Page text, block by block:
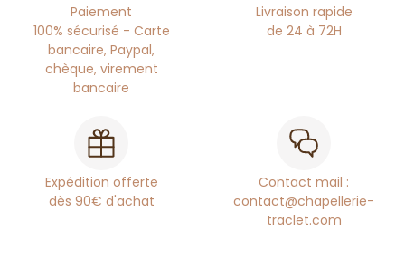
Paiement
100% sécurisé - Carte
bancaire, Paypal,
chèque, virement
bancaire
Livraison rapide
de 24 à 72H
Expédition offerte
dès 90€ d'achat
Contact mail :
contact@chapellerie-
traclet.com